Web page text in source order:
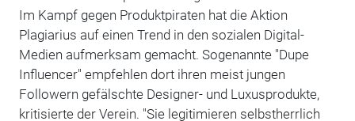
Im Kampf gegen Produktpiraten hat die Aktion
Plagiarius auf einen Trend in den sozialen Digital-
Medien aufmerksam gemacht. Sogenannte "Dupe
Influencer" empfehlen dort ihren meist jungen
Followern gefälschte Designer- und Luxusprodukte,
kritisierte der Verein. "Sie legitimieren selbstherrlich